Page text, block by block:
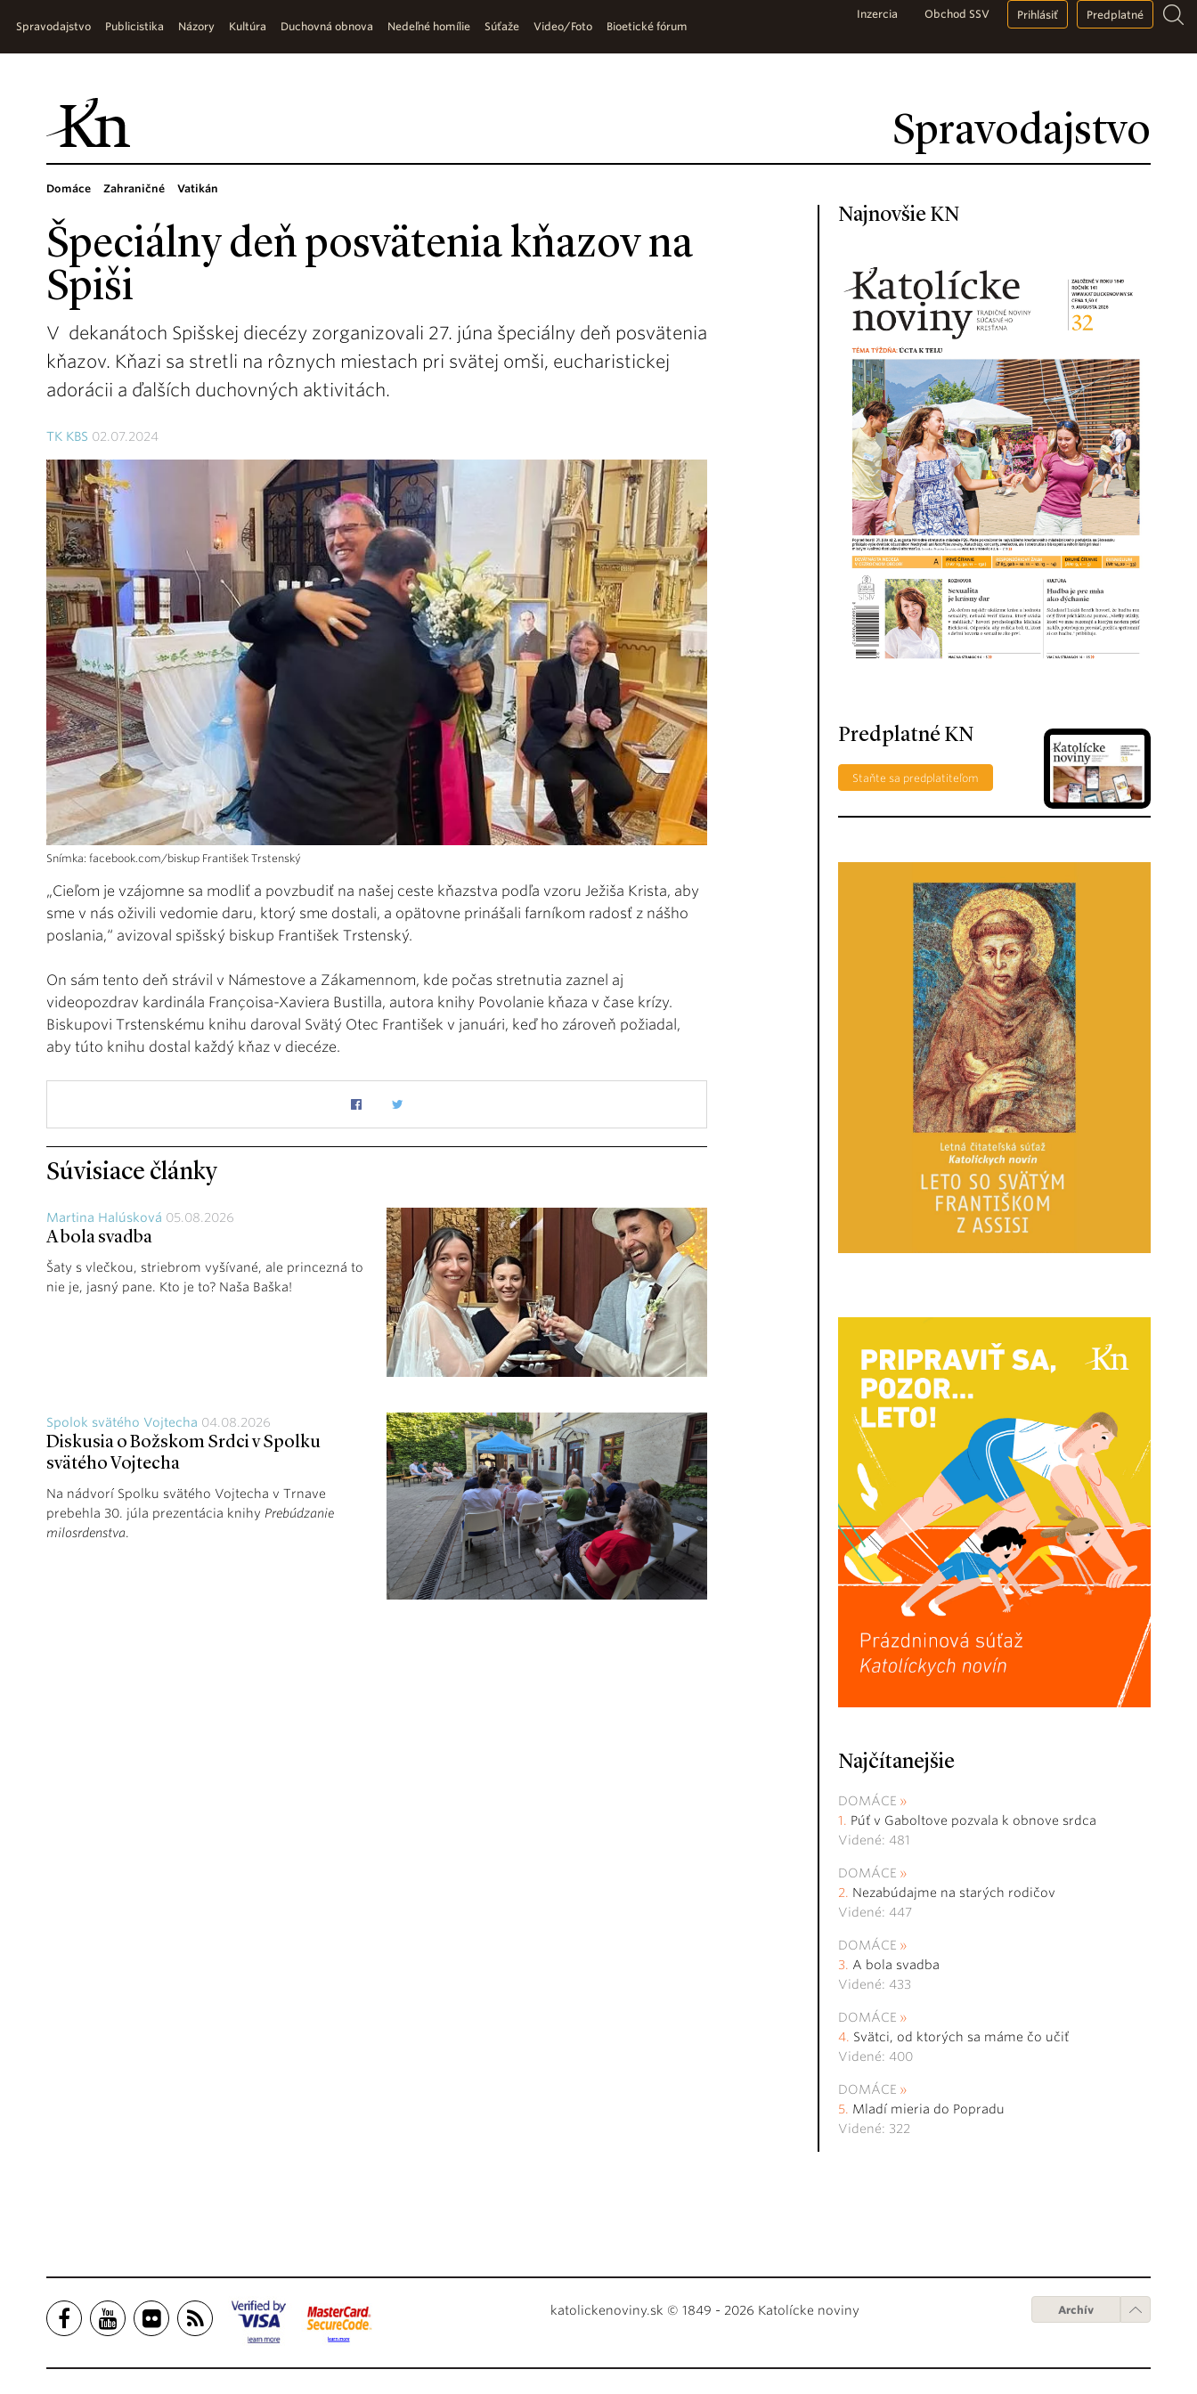
Spravodajstvo
Spravodajstvo Publicistika Názory Kultúra Duchovná obnova Nedeľné homílie Súťaže Video/Foto Bioetické fórum
Inzercia Obchod SSV Prihlásiť Predplatné
Domáce Zahraničné Vatikán
Špeciálny deň posvätenia kňazov na
Spiši
V dekanátoch Spišskej diecézy zorganizovali 27. júna špeciálny deň posvätenia
kňazov. Kňazi sa stretli na rôznych miestach pri svätej omši, eucharistickej
adorácii a ďalších duchovných aktivitách.
TK KBS 02.07.2024
Snímka: facebook.com/biskup František Trstenský
„Cieľom je vzájomne sa modliť a povzbudiť na našej ceste kňazstva podľa vzoru Ježiša Krista, aby
sme v nás oživili vedomie daru, ktorý sme dostali, a opätovne prinášali farníkom radosť z nášho
poslania,“ avizoval spišský biskup František Trstenský.
On sám tento deň strávil v Námestove a Zákamennom, kde počas stretnutia zaznel aj
videopozdrav kardinála Françoisa-Xaviera Bustilla, autora knihy Povolanie kňaza v čase krízy.
Biskupovi Trstenskému knihu daroval Svätý Otec František v januári, keď ho zároveň požiadal,
aby túto knihu dostal každý kňaz v diecéze.
Súvisiace články
Martina Halúsková 05.08.2026
A bola svadba
Šaty s vlečkou, striebrom vyšívané, ale princezná to
nie je, jasný pane. Kto je to? Naša Baška!
Spolok svätého Vojtecha 04.08.2026
Diskusia o Božskom Srdci v Spolku
svätého Vojtecha
Na nádvorí Spolku svätého Vojtecha v Trnave
prebehla 30. júla prezentácia knihy Prebúdzanie
milosrdenstva.
Najnovšie KN
Predplatné KN
Staňte sa predplatiteľom
Najčítanejšie
DOMÁCE
Púť v Gaboltove pozvala k obnove srdca
Videné: 481
DOMÁCE
Nezabúdajme na starých rodičov
Videné: 447
DOMÁCE
A bola svadba
Videné: 433
DOMÁCE
Svätci, od ktorých sa máme čo učiť
Videné: 400
DOMÁCE
Mladí mieria do Popradu
Videné: 322
katolickenoviny.sk © 1849 - 2026 Katolícke noviny Archív